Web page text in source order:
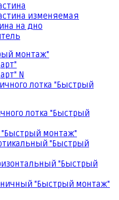
изменяемая
на дно
монтаж"
N
лотка "Быстрый
лотка "Быстрый
"Быстрый монтаж"
"Быстрый
"Быстрый
"Быстрый монтаж"